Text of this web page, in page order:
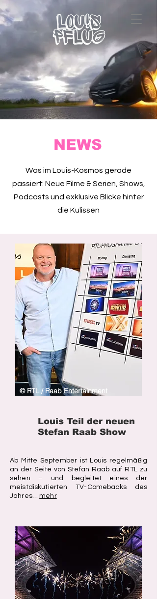
NEWS
Was im Louis-Kosmos gerade
passiert: Neue Filme & Serien Shows,
Podcasts und exklusive Blicke hinter
die Kulissen
© RTL / Raab Entertainment
Louis Teil der neuen
Stefan Raab Show
Ab Mitte September ist Louis regelmäßig
an der Seite von Stefan Raab auf RTL zu
sehen – und begleitet eines der
meistdiskutierten TV-Comebacks des
Jahres…mehr